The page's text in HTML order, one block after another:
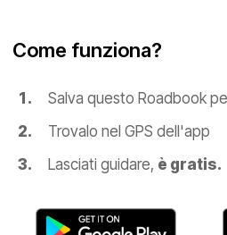
Come funziona?
Salva questo Roadbook
Trovalo nel GPS dell'app
Lasciati guidare, è gratis.